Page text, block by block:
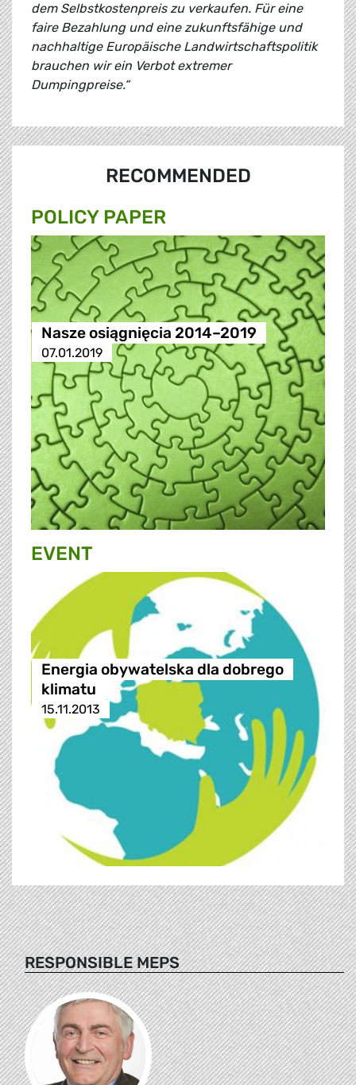
dem Selbstkostenpreis zu verkaufen. Für eine
faire Bezahlung und eine zukunftsfähige und
nachhaltige Europäische Landwirtschaftspolitik
brauchen wir ein Verbot extremer
Dumpingpreise.“
RECOMMENDED
POLICY PAPER
Nasze osiągnięcia 2014–2019
07.01.2019
EVENT
Energia obywatelska dla dobrego
klimatu
15.11.2013
RESPONSIBLE MEPS